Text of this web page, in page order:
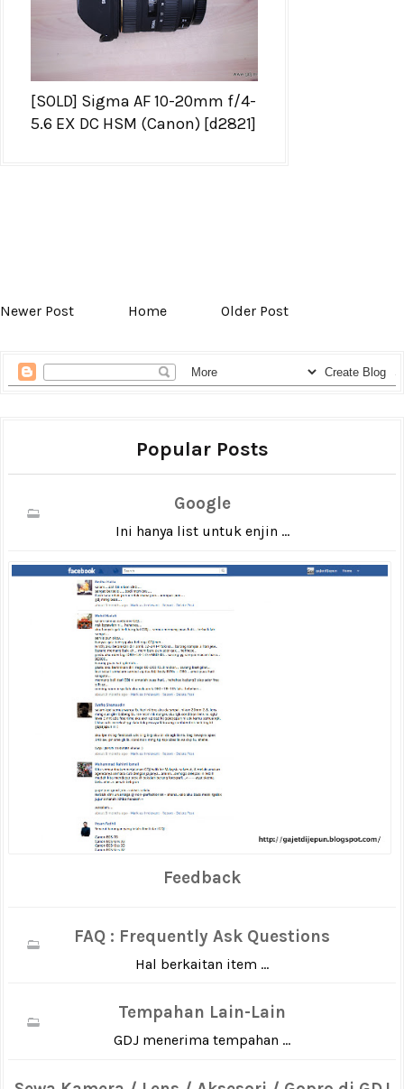
[SOLD] Sigma AF 10-20mm f/4-
5.6 EX DC HSM (Canon) [d2821]
Newer Post Home Older Post
Popular Posts
Google
Ini hanya list untuk enjin ...
Feedback
FAQ : Frequently Ask Questions
Hal berkaitan item ...
Tempahan Lain-Lain
GDJ menerima tempahan ...